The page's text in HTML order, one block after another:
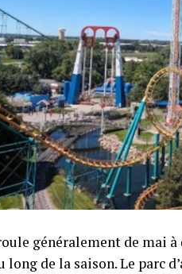
généralement de mai
long de la saison. Le parc